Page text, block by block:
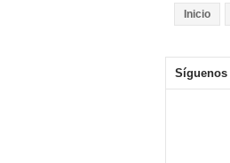
Inicio
Síguenos